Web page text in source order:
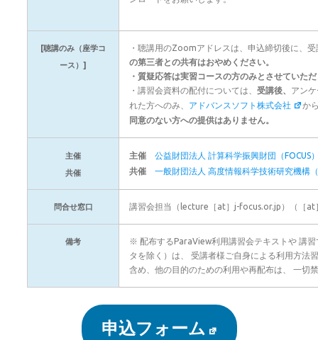
[聴講のみ（座学コ
ース）]
・聴講用のZoomアドレスは、申込締切後に、
の第三者との共有はおやめください。
・質疑応答は実習コースの方のみとさせていた
・講習会資料の配付については、 受講後、 アン
れた方へのみ、 アドバンスソフト株式会社
か
同意のない方への提供はありません。
主催
共催
主催 公益財団法人 計算科学振興財団（FOCUS
共催
一般財団法人 高度情報科学技術研究機構
問合せ窓口 講習会担当（lecture［at］j-focus.or.jp）（［at
備考
※ 配布するParaView利用講習会テキストや 講
タを除く）は、 受講者様ご自身による利用方法
含め、他の目的のための利用や再配布は、 一切
申込フォーム